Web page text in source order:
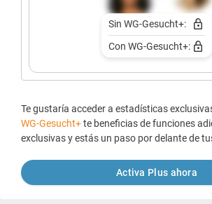
Sin WG-Gesucht+:
Con WG-Gesucht+:
Te gustaría acceder a estadísticas
WG-Gesucht+te beneficias de funciones
exclusivas y estás un paso por delante de
Activa Plus ahora